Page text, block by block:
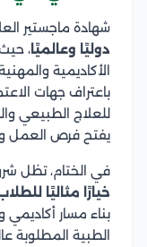
شهادة ماجستير
دوليًا وعالميًا،
الأكاديمية
باعتراف جهات
للعلاج الطبيعي
يفتح فرص العمل
في الختام، تظل
خيارًا مثاليًا
بناء مسار
الطبية المطلوبة